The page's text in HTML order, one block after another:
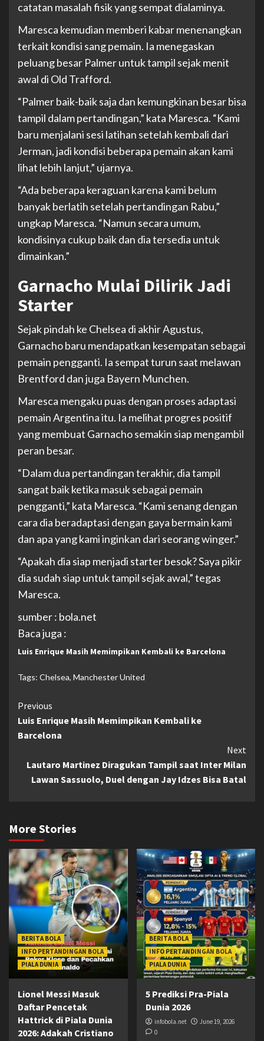
catatan masalah fisik yang sempat dialaminya.
Maresca kemudian memberi kabar menenangkan
terkait kondisi sang pemain. Ia menegaskan
peluang besar Palmer untuk tampil sejak menit
awal di Old Trafford.
“Palmer baik-baik saja dan kemungkinan besar bisa
tampil dalam pertandingan,” kata Maresca. “Kami
baru menjalani sesi latihan setelah kembali dari
Jerman, jadi kondisi beberapa pemain akan kami
lihat lebih lanjut,” ujarnya.
“Ada beberapa keraguan karena kami belum
banyak berlatih setelah pertandingan Rabu,”
ungkap Maresca. “Namun secara umum,
kondisinya cukup baik dan dia tersedia untuk
dimainkan.”
Garnacho Mulai Dilirik Jadi
Starter
Sejak pindah ke Chelsea di akhir Agustus,
Garnacho baru mendapatkan kesempatan sebagai
pemain pengganti. Ia sempat turun saat melawan
Brentford dan juga Bayern Munchen.
Maresca mengaku puas dengan proses adaptasi
pemain Argentina itu. Ia melihat progres positif
yang membuat Garnacho semakin siap mengambil
peran besar.
“Dalam dua pertandingan terakhir, dia tampil
sangat baik ketika masuk sebagai pemain
pengganti,” kata Maresca. “Kami senang dengan
cara dia beradaptasi dengan gaya bermain kami
dan apa yang kami inginkan dari seorang winger.”
“Apakah dia siap menjadi starter besok? Saya pikir
dia sudah siap untuk tampil sejak awal,” tegas
Maresca.
sumber : bola.net
Baca juga :
Luis Enrique Masih Memimpikan Kembali ke Barcelona
Tags: Chelsea, Manchester United
Continue
Reading
Previous
Luis Enrique Masih Memimpikan Kembali ke
Barcelona
Next
Lautaro Martinez Diragukan Tampil saat Inter Milan
Lawan Sassuolo, Duel dengan Jay Idzes Bisa Batal
More Stories
BERITA BOLA
INFO PERTANDINGAN BOLA
PIALA DUNIA
Lionel Messi Masuk
Daftar Pencetak
Hattrick di Piala Dunia
2026: Adakah Cristiano
BERITA BOLA
INFO PERTANDINGAN BOLA
PIALA DUNIA
5 Prediksi Pra-Piala
Dunia 2026
infobola.net
June 19, 2026
0